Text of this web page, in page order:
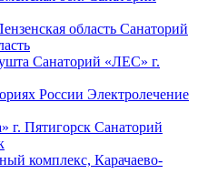
Санаторий
Санаторий «ЛЕС» г.
Электролечение
Санаторий